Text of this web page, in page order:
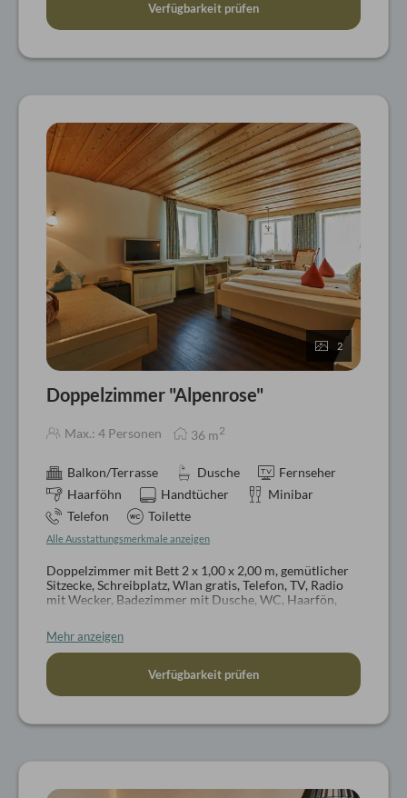
Verfügbarkeit prüfen
2
Doppelzimmer "Alpenrose"
Max.: 4 Personen 36 m2
Balkon/Terrasse Dusche
Fernseher
Haarföhn
Handtücher
Minibar
Telefon
Toilette
Alle Ausstattungsmerkmale anzeigen
Doppelzimmer mit Bett 2 x 1,00 x 2,00 m, gemütlicher
Sitzecke, Schreibplatz, Wlan gratis, Telefon, TV, Radio
mit Wecker, Badezimmer mit Dusche, WC, Haarfön,
Badeschlappen, ca. 36 qm zzgl. Terrasse
Hunde auf Anfrage
Mehr anzeigen
Verfügbarkeit prüfen